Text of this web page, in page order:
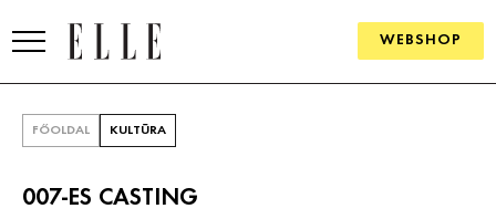
WEBSHOP
FŐOLDAL KULTÚRA
007-ES CASTING